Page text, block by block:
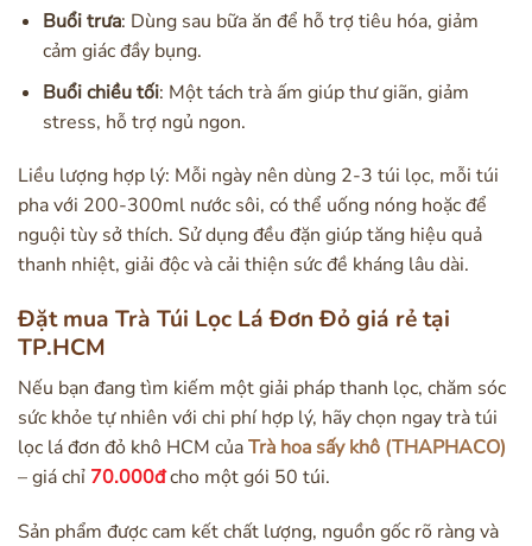
Buổi trưa: Dùng sau bữa ăn để hỗ trợ tiêu hóa, giảm
cảm giác đầy bụng.
Buổi chiều tối: Một tách trà ấm giúp thư giãn, giảm
stress, hỗ trợ ngủ ngon.
Liều lượng hợp lý: Mỗi ngày nên dùng 2-3 túi lọc, mỗi túi
pha với 200-300ml nước sôi, có thể uống nóng hoặc để
nguội tùy sở thích. Sử dụng đều đặn giúp tăng hiệu quả
thanh nhiệt, giải độc và cải thiện sức đề kháng lâu dài.
Đặt mua Trà Túi Lọc Lá Đơn Đỏ giá rẻ tại
TP.HCM
Nếu bạn đang tìm kiếm một giải pháp thanh lọc, chăm sóc
sức khỏe tự nhiên với chi phí hợp lý, hãy chọn ngay trà túi
lọc lá đơn đỏ khô HCM củaTrà hoa sấy khô (THAPHACO)
– giá chỉ 70.000đcho một gói 50 túi.
Sản phẩm được cam kết chất lượng, nguồn gốc rõ ràng và